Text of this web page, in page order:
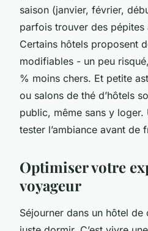
saison (janvier, février,
parfois trouver des pépites
Certains hôtels proposent
modifiables - un peu
% moins chers. Et petite
ou salons de thé d’hôtels
public, même sans y
tester l’ambiance avant de
Optimiser votre
voyageur
Séjourner dans un hôtel de